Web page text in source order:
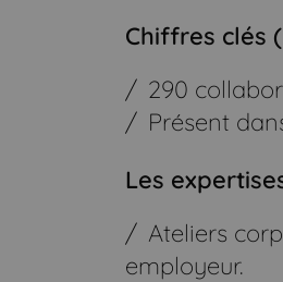
Chiffres clés
290
Présent
Les
Ateliers
employeur.